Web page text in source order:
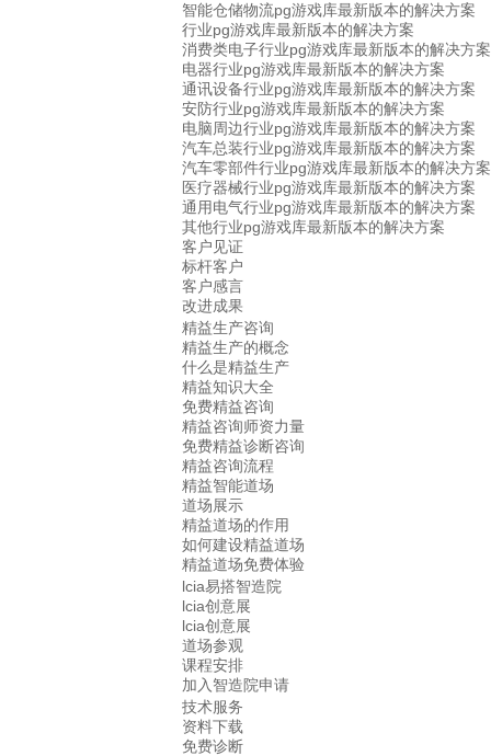
智能仓储物流pg游戏库最新版本的解决方案
行业pg游戏库最新版本的解决方案
消费类电子行业pg游戏库最新版本的解决方案
电器行业pg游戏库最新版本的解决方案
通讯设备行业pg游戏库最新版本的解决方案
安防行业pg游戏库最新版本的解决方案
电脑周边行业pg游戏库最新版本的解决方案
汽车总装行业pg游戏库最新版本的解决方案
汽车零部件行业pg游戏库最新版本的解决方案
医疗器械行业pg游戏库最新版本的解决方案
通用电气行业pg游戏库最新版本的解决方案
其他行业pg游戏库最新版本的解决方案
客户见证
标杆客户
客户感言
改进成果
精益生产咨询
精益生产的概念
什么是精益生产
精益知识大全
免费精益咨询
精益咨询师资力量
免费精益诊断咨询
精益咨询流程
精益智能道场
道场展示
精益道场的作用
如何建设精益道场
精益道场免费体验
lcia易搭智造院
lcia创意展
lcia创意展
道场参观
课程安排
加入智造院申请
技术服务
资料下载
免费诊断